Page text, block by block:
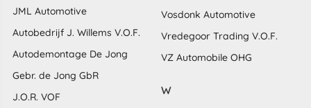
JML Automotive
Autobedrijf J. Willems V.O.F.
Autodemontage De Jong
Gebr. de Jong GbR
J.O.R. VOF
Vosdonk Automotive
Vredegoor Trading V.O.F.
VZ Automobile OHG
W